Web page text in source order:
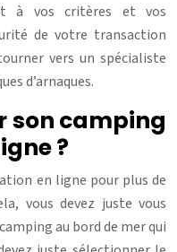
à vos critères et vos
de votre transaction
vers un spécialiste
d’arnaques.
son camping
?
en ligne pour plus de
vous devez juste vous
au bord de mer qui